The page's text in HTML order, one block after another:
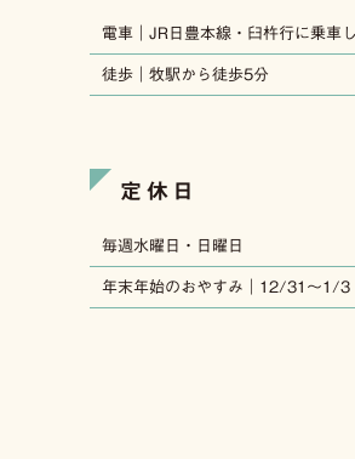
電車｜JR日豊本線・臼杵行に乗車
徒歩｜牧駅から徒歩5分
定休日
毎週水曜日・日曜日
年末年始のおやすみ｜12/31〜1/3